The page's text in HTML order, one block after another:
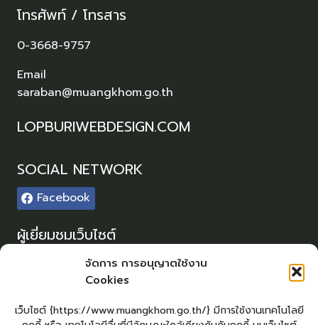
จัดการ การอนุญาตใช้งาน
Cookies
เว็บไซต์ {https://www.muangkhom.go.th/} มีการใช้งานเทคโนโลยี
โทรศัพท์ / โทรสาร
0-3668-9757
Email
saraban@muangkhom.go.th
LOPBURIWEBDESIGN.COM
SOCIAL NETWORK
Facebook
ผู้เยี่ยมชมเว็บไซต์
0
แผนผังเว็บไซต์